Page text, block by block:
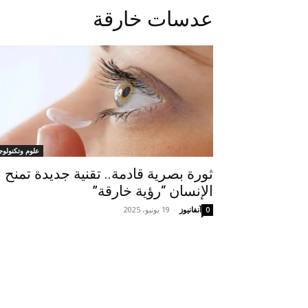
عدسات خارقة
علوم
ثورة بصرية قادمة.. تقنية جديدة تمنح
الإنسان “رؤية خارقة”
آنفانيوز - 19 يونيو، 2025 0